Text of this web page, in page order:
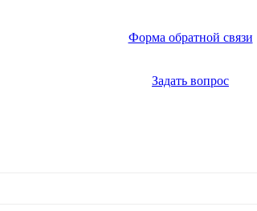
Форма обратной связи
Задать вопрос